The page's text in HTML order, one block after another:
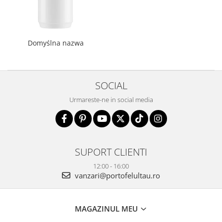
Domyślna nazwa
SOCIAL
Urmareste-ne in social media
SUPORT CLIENTI
12:00 - 16:00
vanzari@portofelultau.ro
MAGAZINUL MEU